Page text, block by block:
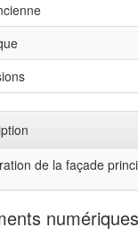
de la façade
numériques